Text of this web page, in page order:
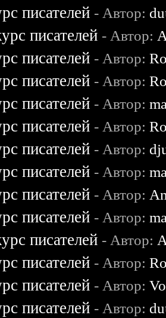
писателей - Автор:
писателей - Автор:
писателей - Автор:
писателей - Автор:
писателей - Автор:
писателей - Автор:
писателей - Автор:
писателей - Автор:
писателей - Автор:
писателей - Автор:
писателей - Автор:
писателей - Автор:
писателей - Автор:
писателей - Автор: